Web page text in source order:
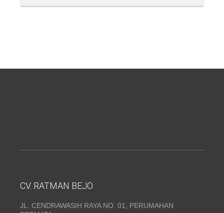
CV. RATMAN BEJO
JL. CENDRAWASIH RAYA NO. 01, PERUMAHAN